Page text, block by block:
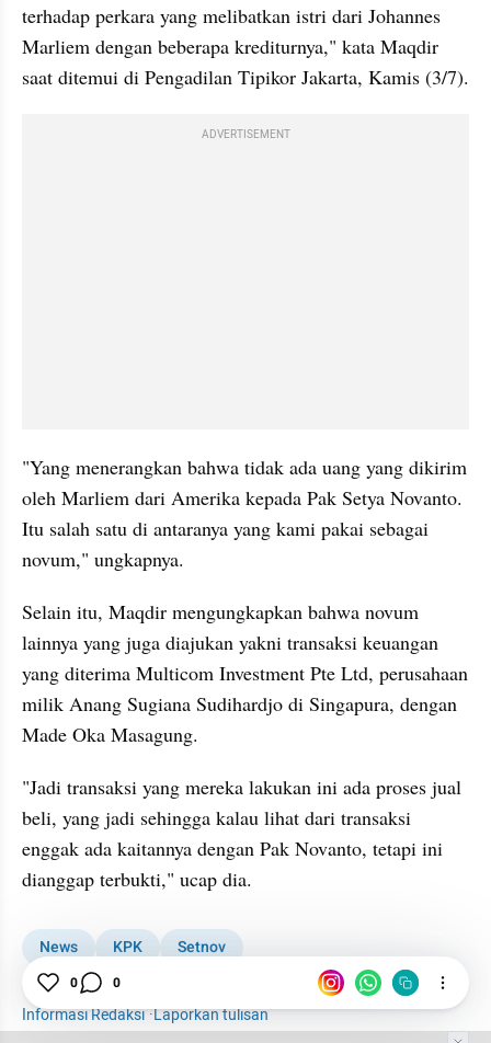
terhadap perkara yang melibatkan istri dari Johannes
Marliem dengan beberapa krediturnya," kata Maqdir
saat ditemui di Pengadilan Tipikor Jakarta, Kamis (3/7).
ADVERTISEMENT
"Yang menerangkan bahwa tidak ada uang yang dikirim
oleh Marliem dari Amerika kepada Pak Setya Novanto.
Itu salah satu di antaranya yang kami pakai sebagai
novum," ungkapnya.
Selain itu, Maqdir mengungkapkan bahwa novum
lainnya yang juga diajukan yakni transaksi keuangan
yang diterima Multicom Investment Pte Ltd, perusahaan
milik Anang Sugiana Sudihardjo di Singapura, dengan
Made Oka Masagung.
"Jadi transaksi yang mereka lakukan ini ada proses jual
beli, yang jadi sehingga kalau lihat dari transaksi
enggak ada kaitannya dengan Pak Novanto, tetapi ini
dianggap terbukti," ucap dia.
News KPK
Setnov
Hukuman Setya Novanto Dipotong
Setya Novanto
Informasi Redaksi·Laporkan tulisan
0 0